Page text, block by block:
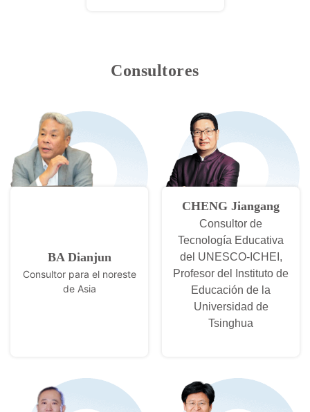
Consultores
BA Dianjun
Consultor para el noreste
de Asia
CHENG Jiangang
Consultor de
Tecnología Educativa
del UNESCO-ICHEI,
Profesor del Instituto de
Educación de la
Universidad de
Tsinghua